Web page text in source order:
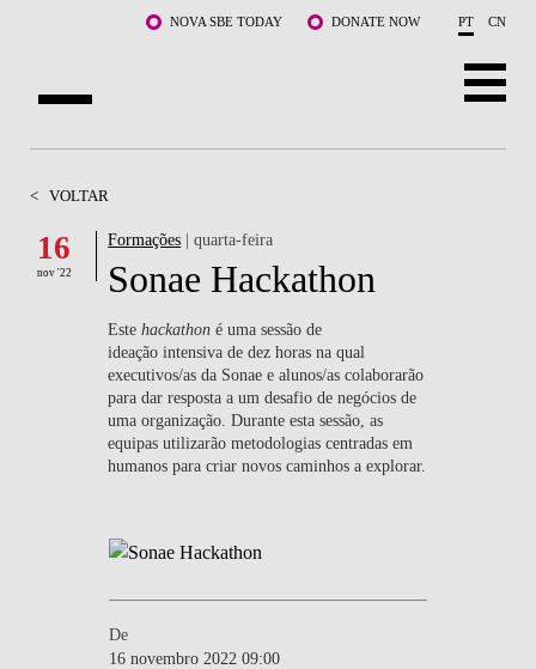
Saltar para o conteúdo principalNOVA SBE TODAY DONATE NOW PT CN
DOCENTES E INVESTIGAÇÃO
COMUNIDADE
LIFE AT NOVA SBE
WHAT'S HAPPENING
< VOLTAR
16
nov '22
Formações | quarta-feira
Sonae Hackathon
Estehackathon é uma sessão de
ideação intensiva de dez horas na qual
executivos/as da Sonae e alunos/as colaborarão
para dar resposta a um desafio de negócios de
uma organização. Durante esta sessão, as
equipas utilizarão metodologias centradas em
humanos para criar novos caminhos a explorar.
De
16 novembro 2022 09:00